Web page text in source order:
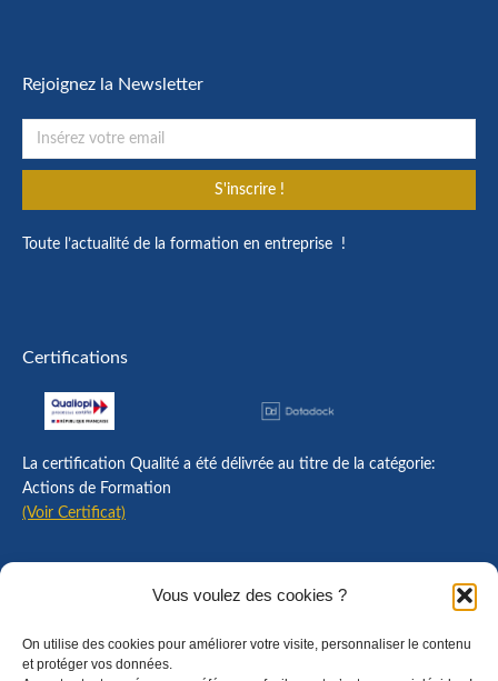
Vous voulez des cookies ?
On utilise des cookies pour améliorer votre visite, personnaliser le contenu
et protéger vos données.
Rejoignez la Newsletter
S'inscrire !
Toute l’actualité de la formation en entreprise !
Certifications
La certification Qualité a été délivrée au titre de la catégorie:
Actions de Formation
(Voir Certificat)
Règlement intérieur